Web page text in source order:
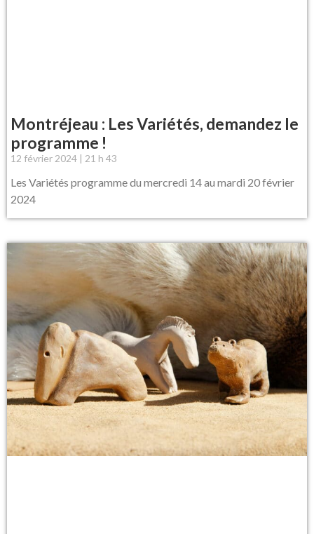
Montréjeau : Les Variétés, demandez le
programme !
12 février 2024 21 h 43
Les Variétés programme du mercredi 14 au mardi 20 février
2024